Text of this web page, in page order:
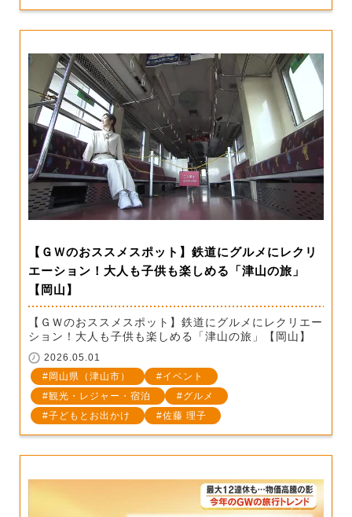
【ＧＷのおススメスポット】鉄道にグルメにレクリ
エーション！大人も子供も楽しめる「津山の旅」
【岡山】
【ＧＷのおススメスポット】鉄道にグルメにレクリエー
ション！大人も子供も楽しめる「津山の旅」【岡山】
2026.05.01
岡山県（津山市）
イベント
観光・レジャー・宿泊
グルメ
子どもとお出かけ
佐藤 理子